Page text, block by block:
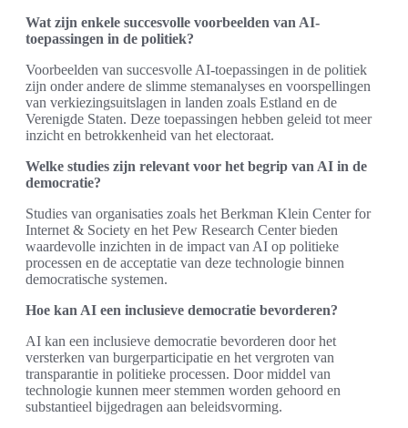
Wat zijn enkele succesvolle voorbeelden van AI-
toepassingen in de politiek?
Voorbeelden van succesvolle AI-toepassingen in de politiek
zijn onder andere de slimme stemanalyses en voorspellingen
van verkiezingsuitslagen in landen zoals Estland en de
Verenigde Staten. Deze toepassingen hebben geleid tot meer
inzicht en betrokkenheid van het electoraat.
Welke studies zijn relevant voor het begrip van AI in de
democratie?
Studies van organisaties zoals het Berkman Klein Center for
Internet & Society en het Pew Research Center bieden
waardevolle inzichten in de impact van AI op politieke
processen en de acceptatie van deze technologie binnen
democratische systemen.
Hoe kan AI een inclusieve democratie bevorderen?
AI kan een inclusieve democratie bevorderen door het
versterken van burgerparticipatie en het vergroten van
transparantie in politieke processen. Door middel van
technologie kunnen meer stemmen worden gehoord en
substantieel bijgedragen aan beleidsvorming.